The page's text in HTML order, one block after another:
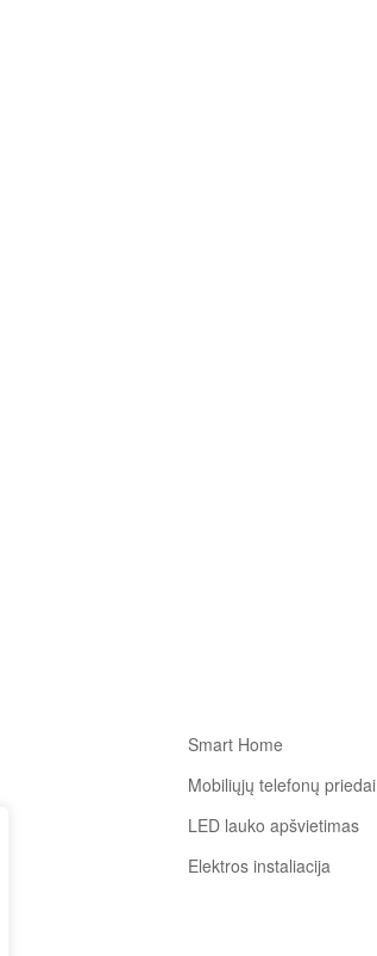
Smart Home
Mobiliųjų telefonų priedai
LED lauko apšvietimas
Elektros instaliacija